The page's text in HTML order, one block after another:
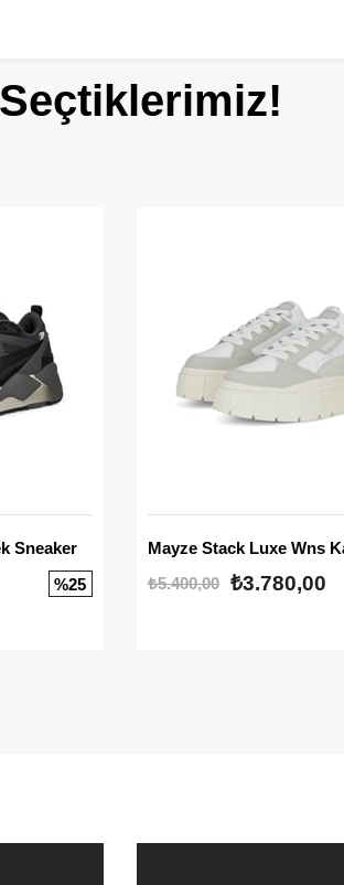
Sneaker
%25
₺5.400,00
₺3.780,00